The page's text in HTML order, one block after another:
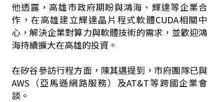
他透露，高雄市政府期盼與鴻海、輝達等企業合
作，在高雄建立輝達晶片程式軟體CUDA相關中
心，解決企業對算力與軟體技術的需求，並歡迎鴻
海持續擴大在高雄的投資。
在矽谷參訪行程方面，陳其邁提到，市府團隊已與
AWS（亞馬遜網路服務）及AT&T等跨國企業會
談。